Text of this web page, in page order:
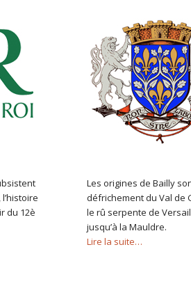
du 12è
Les origines de Bailly
défrichement du Val de
le rû serpente de
jusqu’à la Mauldre.
Lire la suite…